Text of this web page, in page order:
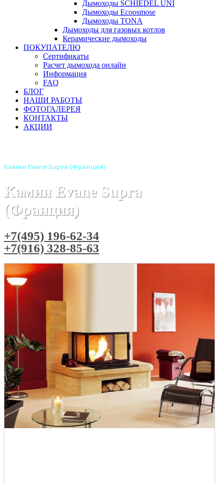
Дымоходы SCHIEDEL UNI
Дымоходы Ecoosmose
Дымоходы TONA
Дымоходы для газовых котлов
Керамические дымоходы
ПОКУПАТЕЛЮ
Сертификаты
Расчет дымохода онлайн
Информация
FAQ
БЛОГ
НАШИ РАБОТЫ
ФОТОГАЛЕРЕЯ
КОНТАКТЫ
АКЦИИ
Камин Evane Supra (Франция)
Камин Evane Supra
(Франция)
+7(495) 196-62-34
+7(916) 328-85-63